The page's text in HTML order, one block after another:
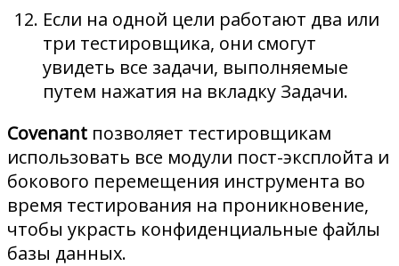
Если на одной цели работают два или
три тестировщика, они смогут
увидеть все задачи, выполняемые
путем нажатия на вкладку Задачи.
Covenant позволяет тестировщикам
использовать все модули пост-эксплойта и
бокового перемещения инструмента во
время тестирования на проникновение,
чтобы украсть конфиденциальные файлы
базы данных.